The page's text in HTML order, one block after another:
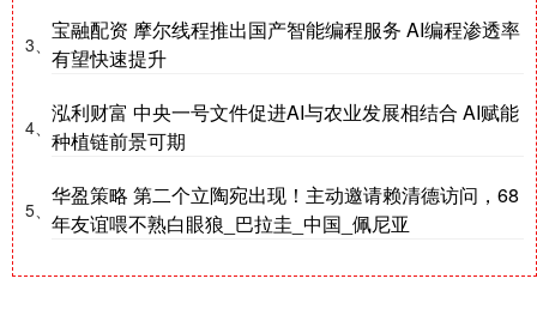
3、
宝融配资 摩尔线程推出国产智能编程服务 AI编程渗透率
有望快速提升
4、
泓利财富 中央一号文件促进AI与农业发展相结合 AI赋能
种植链前景可期
5、
华盈策略 第二个立陶宛出现！主动邀请赖清德访问，68
年友谊喂不熟白眼狼_巴拉圭_中国_佩尼亚